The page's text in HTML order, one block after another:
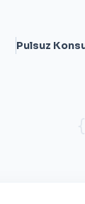
Pulsuz